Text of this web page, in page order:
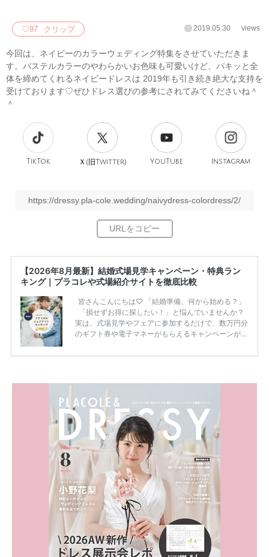
♡97 クリップ 2019.05.30 views
今回は、ネイビーのカラーウェディング特集をさせていただきま
す。パステルカラーのやわらかいお色味も可愛いけど、パキッと全
体を締めてくれるネイビードレスは 2019年も引き続き絶大な支持を
受けております♡ぜひドレス選びの参考にされてみてくださいね＾
＾
TikTok Ｘ(旧Twitter) YouTube Instagram
https://dressy.pla-cole.wedding/naivydress-colordress/2/
【2026年8月最新】結婚式場見学キャンペーン・特典ラン
キング｜プラコレや式場紹介サイトを徹底比較
皆さんこんにちは♡ 「結婚準備、何から始める？」
「損せずお得に探したい！」と悩んでいませんか？
実は、式場見学やフェアに参加するだけで、数万円分
のギフト券や電子マネーがもらえるキャンペーンがあ
ため、比較せずに選ぶと損をしてしまうことも……。
内容：特典金額・条件・応募方法・注意点 「どこが
一番お得？」「プラコレの特典は？」といった疑問も
解決します。 まずは診断で候補を絞れる「ウェディ
ング診断」か、体験型 […]
続きを読む